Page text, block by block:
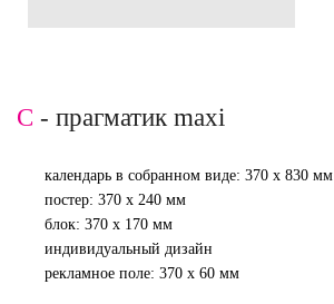
C - прагматик maxi
календарь в собранном виде: 370 х 830 мм
постер: 370 х 240 мм
блок: 370 х 170 мм
индивидуальный дизайн
рекламное поле: 370 х 60 мм